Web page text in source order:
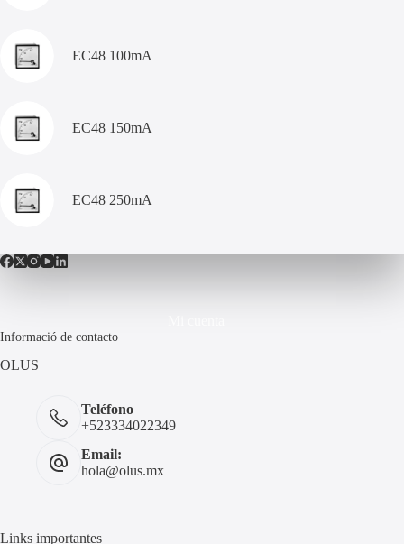
EC48 100mA
EC48 150mA
EC48 250mA
Informació de contacto
OLUS
Teléfono
+523334022349
Email:
hola@olus.mx
Links importantes